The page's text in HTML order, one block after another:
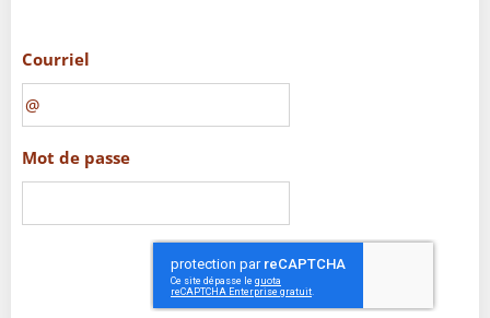
Courriel
Mot de passe